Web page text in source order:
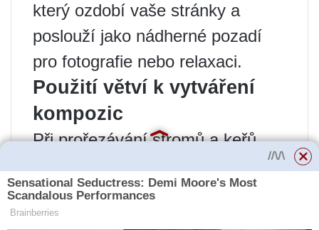
který ozdobí vaše stránky a
poslouží jako nádherné pozadí
pro fotografie nebo relaxaci.
Použití větví k vytváření
kompozic
Při prořezávání stromů a keřů
obvykle na místě zůstává mnoho
odříznutých větví. Z nich můžete
vytvořit zajímavé a originální